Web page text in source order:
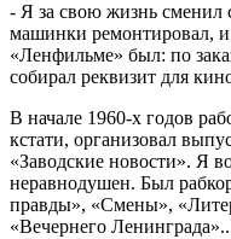
- Я за свою жизнь
машинки ремонтировал,
«Ленфильме» был: по
собирал реквизит для
В начале 1960-х годов
кстати, организовал
«Заводские новости». Я
неравнодушен. Был
правды», «Смены»,
«Вечернего